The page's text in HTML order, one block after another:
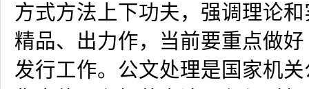
方式方法上下功夫，强调理论
精品、出力作，当前要重点做
发行工作。公文处理是国家机